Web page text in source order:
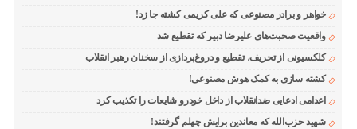
خواهر و برادر مصنوعی که علی کریمی کشته جا زد!
واقعیت صحبت‌های علیرضا دبیر که تقطیع شد
کلکسیونی از تحریف، تقطیع و دروغ‌پردازی از سخنان رهبر انقلاب
کشته سازی به کمک هوش مصنوعی!
اعدامی ادعایی ضدانقلاب از داخل خودرو شایعات را تکذیب کرد
شهید حزب‌الله که معاندین برایش چهلم گرفتند!